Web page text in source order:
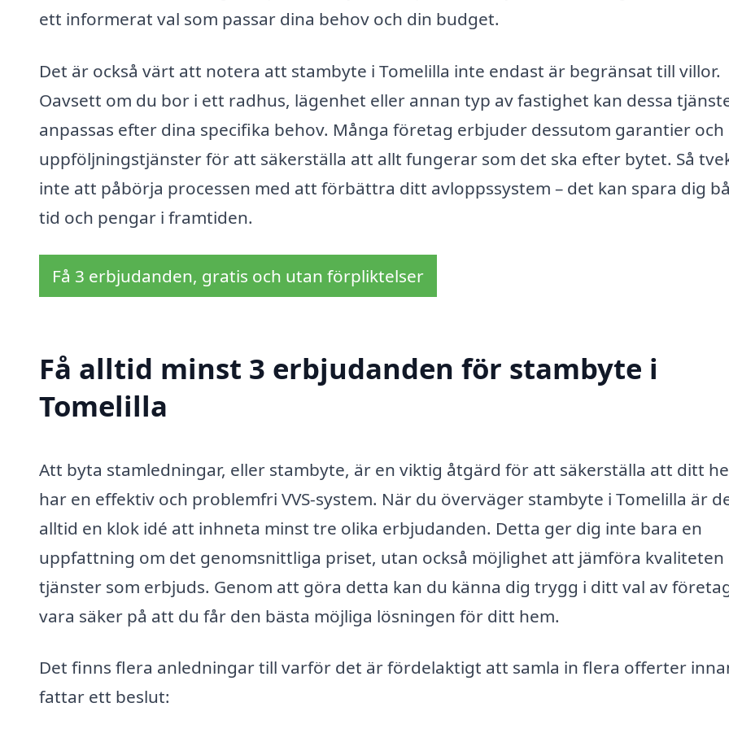
ett informerat val som passar dina behov och din budget.
Det är också värt att notera att stambyte i Tomelilla inte endast är begränsat till villor.
Oavsett om du bor i ett radhus, lägenhet eller annan typ av fastighet kan dessa
anpassas efter dina specifika behov. Många företag erbjuder dessutom garantier och
uppföljningstjänster för att säkerställa att allt fungerar som det ska efter bytet. Så
inte att påbörja processen med att förbättra ditt avloppssystem – det kan spara dig
tid och pengar i framtiden.
Få 3 erbjudanden, gratis och utan förpliktelser
Få alltid minst 3 erbjudanden för stambyte i
Tomelilla
Att byta stamledningar, eller stambyte, är en viktig åtgärd för att säkerställa att ditt
har en effektiv och problemfri VVS-system. När du överväger stambyte i Tomelilla är
alltid en klok idé att inhneta minst tre olika erbjudanden. Detta ger dig inte bara en
uppfattning om det genomsnittliga priset, utan också möjlighet att jämföra kvaliteten
tjänster som erbjuds. Genom att göra detta kan du känna dig trygg i ditt val av
vara säker på att du får den bästa möjliga lösningen för ditt hem.
Det finns flera anledningar till varför det är fördelaktigt att samla in flera offerter
fattar ett beslut: